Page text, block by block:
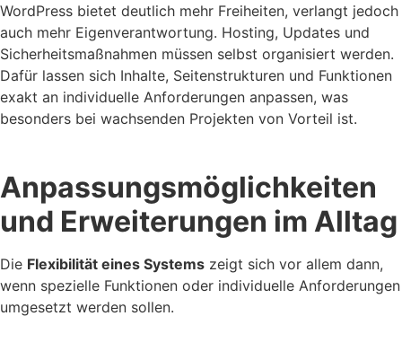
WordPress bietet deutlich mehr Freiheiten, verlangt jedoch
auch mehr Eigenverantwortung. Hosting, Updates und
Sicherheitsmaßnahmen müssen selbst organisiert werden.
Dafür lassen sich Inhalte, Seitenstrukturen und Funktionen
exakt an individuelle Anforderungen anpassen, was
besonders bei wachsenden Projekten von Vorteil ist.
Anpassungsmöglichkeiten
und Erweiterungen im Alltag
Die Flexibilität eines Systems zeigt sich vor allem dann,
wenn spezielle Funktionen oder individuelle Anforderungen
umgesetzt werden sollen.